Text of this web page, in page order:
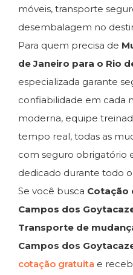
móveis, transporte
desembalagem no
Para quem precisa de
de Janeiro para o Rio
especializada garante
confiabilidade em cada
moderna, equipe
tempo real, todas as
com seguro obrigatório
dedicado durante todo
Se você busca Cotação
Campos dos
Transporte de
Campos dos
cotação gratuita e